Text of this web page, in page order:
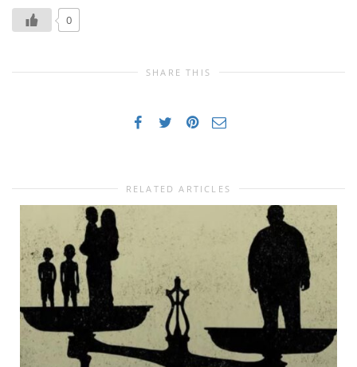
0
SHARE THIS
RELATED ARTICLES